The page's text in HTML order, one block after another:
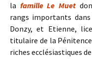
la famille Le Muet
rangs importants
Donzy, et Etienne,
titulaire de la
riches ecclésiastiques